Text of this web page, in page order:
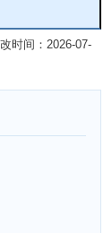
时间：2026-07-